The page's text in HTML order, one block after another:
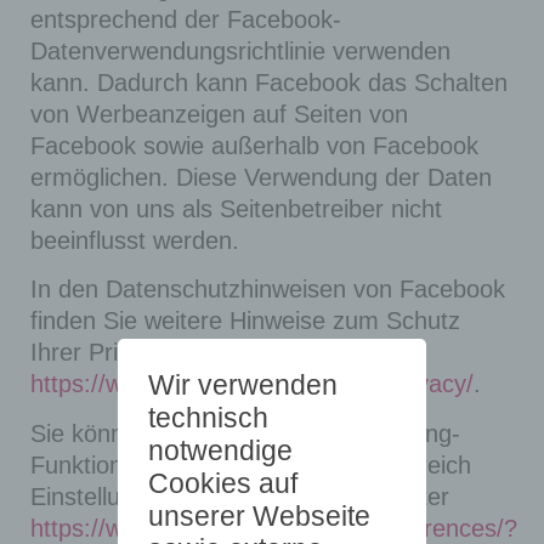
entsprechend der Facebook-
Datenverwendungsrichtlinie verwenden
kann. Dadurch kann Facebook das Schalten
von Werbeanzeigen auf Seiten von
Facebook sowie außerhalb von Facebook
ermöglichen. Diese Verwendung der Daten
kann von uns als Seitenbetreiber nicht
beeinflusst werden.
In den Datenschutzhinweisen von Facebook
finden Sie weitere Hinweise zum Schutz
Ihrer Privatsphäre:
https://www.facebook.com/about/privacy/.
Sie können außerdem die Remarketing-
Funktion „Custom Audiences“ im Bereich
Einstellungen für Werbeanzeigen unter
https://www.facebook.com/ads/preferences/?
Wir verwenden
technisch
notwendige
Cookies auf
unserer Webseite